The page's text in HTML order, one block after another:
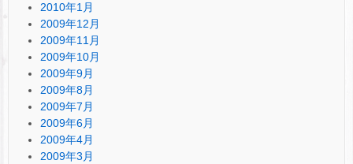
2010年1月
2009年12月
2009年11月
2009年10月
2009年9月
2009年8月
2009年7月
2009年6月
2009年4月
2009年3月